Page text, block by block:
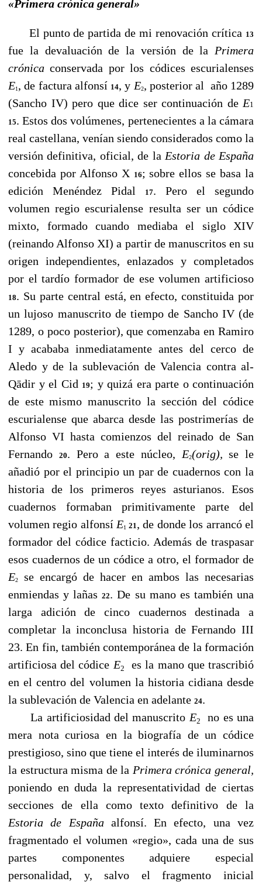
«Primera crónica general»
El punto de partida de mi renovación crítica 13
fue la devaluación de la versión de la Primera
crónicaconservada por los códices escurialenses
E1, de factura alfonsí 14, y E2, posterior al año 1289
(Sancho IV) pero que dice ser continuación de E1
15. Estos dos volúmenes, pertenecientes a la cámara
real castellana, venían siendo considerados como la
versión definitiva, oficial, de la Estoria de España
concebida por Alfonso X 16; sobre ellos se basa la
edición Menéndez Pidal
17. Pero el segundo
volumen regio escurialense resulta ser un códice
mixto, formado cuando mediaba el siglo XIV
(reinando Alfonso XI) a partir de manuscritos en su
origen independientes, enlazados y completados
por el tardío formador de ese volumen artificioso
18. Su parte central está, en efecto, constituida por
un lujoso manuscrito de tiempo de Sancho IV (de
1289, o poco posterior), que comenzaba en Ramiro
I y acababa inmediatamente antes del cerco de
Aledo y de la sublevación de Valencia contra al-
Qādir y el Cid 19; y quizá era parte o continuación
de este mismo manuscrito la sección del códice
escurialense que abarca desde las postrimerías de
Alfonso VI hasta comienzos del reinado de San
Fernando
20. Pero a este núcleo, E2(orig),se le
añadió por el principio un par de cuadernos con la
historia de los primeros reyes asturianos. Esos
cuadernos formaban primitivamente parte del
volumen regio alfonsí E1 21 , de donde los arrancó el
formador del códice facticio. Además de traspasar
esos cuadernos de un códice a otro, el formador de
E2
se encargó de hacer en ambos las necesarias
enmiendas y lañas22. De su mano es también una
larga adición de cinco cuadernos destinada a
completar la inconclusa historia de Fernando III
23. En fin, también contemporánea de la formación
artificiosa del códice E2
es la mano que trascribió
en el centro del volumen la historia cidiana desde
la sublevación de Valencia en adelante 24.
La artificiosidad del manuscrito E2
no es una
mera nota curiosa en la biografía de un códice
prestigioso, sino que tiene el interés de iluminarnos
la estructura misma de la Primera crónica general,
poniendo en duda la representatividad de ciertas
secciones de ella como texto definitivo de la
Estoria de España alfonsí. En efecto, una vez
fragmentado el volumen «regio», cada una de sus
partes componentes adquiere especial
personalidad, y,
salvo el fragmento inicial